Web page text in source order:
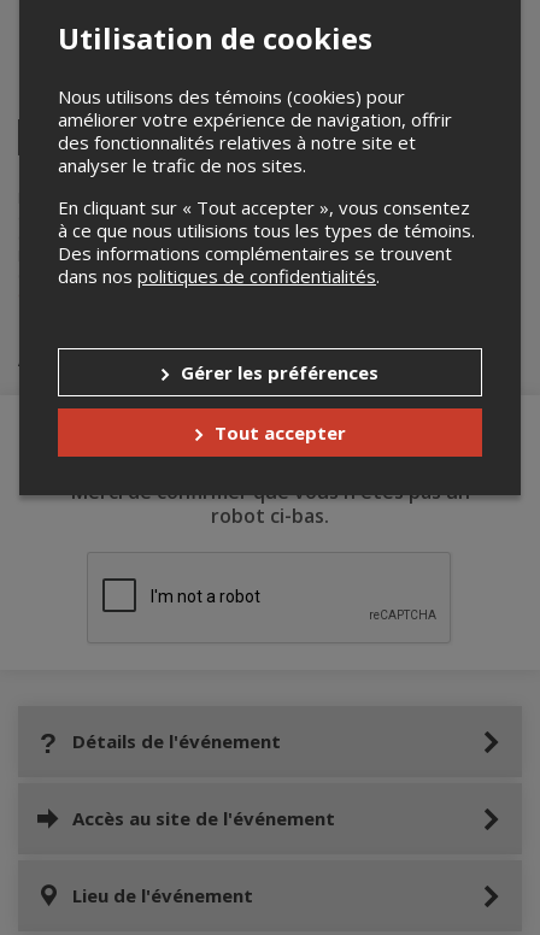
1420 rue Notre Dame Centre ,Trois-Rivières
Partagez cet événement
Facebook
Twitter
LinkedinPinterestEnvoyer
par
Lepointdevente.com agit à titre de mandataire pour
L'entité. | 18+
dans le cadre de l’affichage en ligne et la vente de billets pour ses
événements.
Pour plus d’information à propos de cet événement, veuillez
contacter l’organisateur de l’événement,L'entité. | 18+
entite.tr@gmail.com
Achat de billets
Merci de confirmer que vous n'êtes pas un
robot ci-bas.
Détails de l'événement
Accès au site de l'événement
Lieu de l'événement
Utilisation de cookies
Nous utilisons des témoins (cookies) pour
améliorer votre expérience de navigation, offrir
des fonctionnalités relatives à notre site et
analyser le trafic de nos sites.
En cliquant sur « Tout accepter », vous consentez
à ce que nous utilisions tous les types de témoins.
Des informations complémentaires se trouvent
dans nos politiques de confidentialités.
Gérer les préférences
Tout accepter